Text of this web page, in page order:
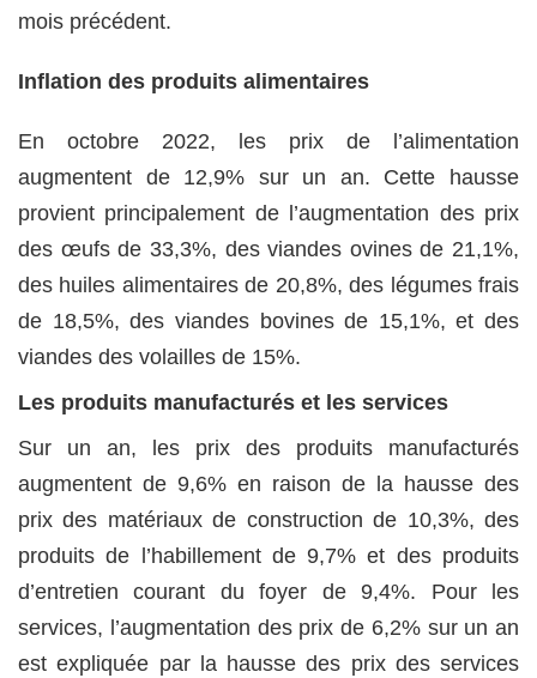
mois précédent.
Inflation des produits alimentaires
En octobre 2022, les prix de l’alimentation
augmentent de 12,9% sur un an. Cette hausse
provient principalement de l’augmentation des prix
des œufs de 33,3%, des viandes ovines de 21,1%,
des huiles alimentaires de 20,8%, des légumes frais
de 18,5%, des viandes bovines de 15,1%, et des
viandes des volailles de 15%.
Les produits manufacturés et les services
Sur un an, les prix des produits manufacturés
augmentent de 9,6% en raison de la hausse des
prix des matériaux de construction de 10,3%, des
produits de l’habillement de 9,7% et des produits
d’entretien courant du foyer de 9,4%. Pour les
services, l’augmentation des prix de 6,2% sur un an
est expliquée par la hausse des prix des services